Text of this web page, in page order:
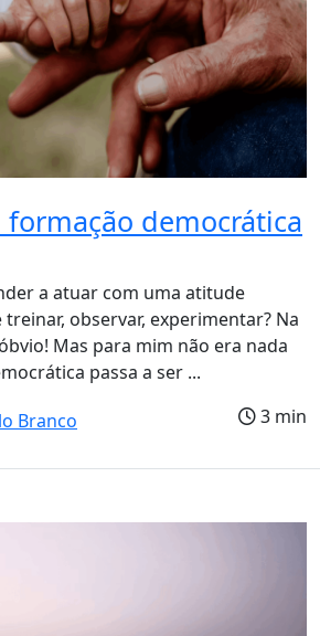
democrática
a atuar com uma atitude
observar, experimentar? Na
Mas para mim não era nada
passa a ser ...
Branco
3 min